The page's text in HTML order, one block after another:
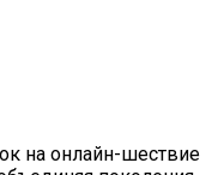
на онлайн-шествие